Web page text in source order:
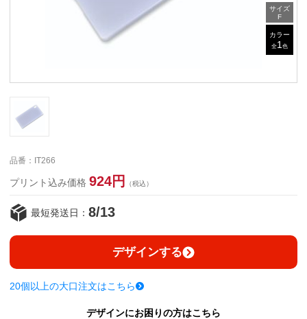
サイズ
F
カラー
全1 色
品番：IT266
プリント込み価格 924円 （税込）
最短発送日： 8/13
デザインする
20個以上の大口注文はこちら
デザインにお困りの方はこちら